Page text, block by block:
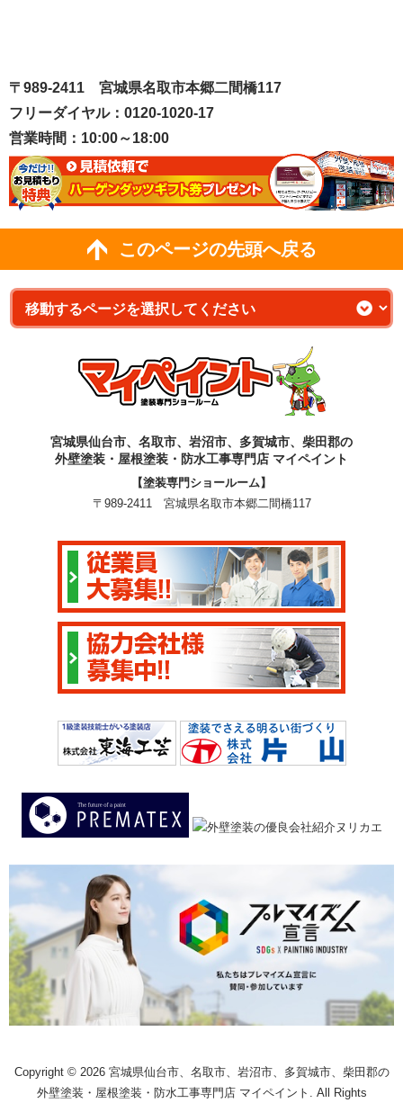
〒989-2411 宮城県名取市本郷二間橋117
フリーダイヤル：0120-1020-17
営業時間：10:00～18:00
このページの先頭へ戻る
宮城県仙台市、名取市、岩沼市、多賀城市、柴田郡の
外壁塗装・屋根塗装・防水工事専門店 マイペイント
【塗装専門ショールーム】
〒989-2411 宮城県名取市本郷二間橋117
Copyright © 2026 宮城県仙台市、名取市、岩沼市、多賀城市、柴田郡の
外壁塗装・屋根塗装・防水工事専門店 マイペイント. All Rights